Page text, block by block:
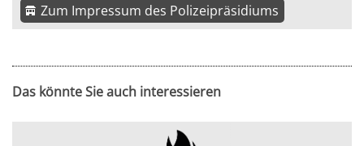
Zum Impressum des Polizeipräsidiums
Das könnte Sie auch interessieren